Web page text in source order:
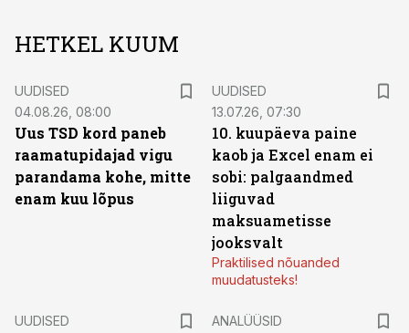
HETKEL KUUM
UUDISED
04.08.26, 08:00
Uus TSD kord paneb
raamatupidajad vigu
parandama kohe, mitte
enam kuu lõpus
UUDISED
13.07.26, 07:30
10. kuupäeva paine
kaob ja Excel enam ei
sobi: palgaandmed
liiguvad
maksuametisse
jooksvalt
Praktilised nõuanded
muudatusteks!
UUDISED
ANALÜÜSID